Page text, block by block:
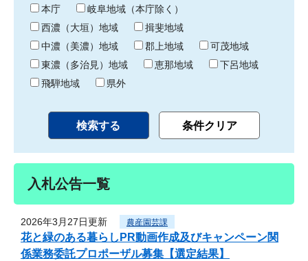
わ
り
本庁
岐阜地域（本庁除く）
西濃（大垣）地域
揖斐地域
中濃（美濃）地域
郡上地域
可茂地域
東濃（多治見）地域
恵那地域
下呂地域
飛騨地域
県外
入札公告一覧
2026年3月27日更新 農産園芸課
花と緑のある暮らしPR動画作成及びキャンペーン関
係業務委託プロポーザル募集【選定結果】